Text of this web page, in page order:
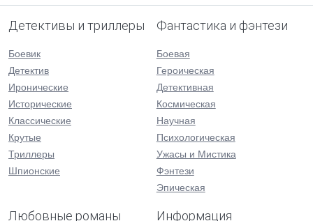
Детективы и триллеры
Боевик
Детектив
Иронические
Исторические
Классические
Крутые
Триллеры
Шпионские
Фантастика и фэнтези
Боевая
Героическая
Детективная
Космическая
Научная
Психологическая
Ужасы и Мистика
Фэнтези
Эпическая
Любовные романы Информация